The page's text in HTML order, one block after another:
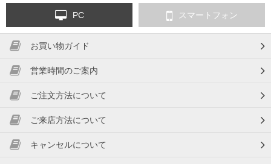
PC スマートフォン
お買い物ガイド
営業時間のご案内
ご注文方法について
ご来店方法について
キャンセルについて